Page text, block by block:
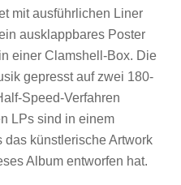
mit ausführlichen Liner
ausklappbares Poster
einer Clamshell-Box. Die
gepresst auf zwei 180-
Speed-Verfahren
LPs sind in einem
das künstlerische Artwork
Album entworfen hat.